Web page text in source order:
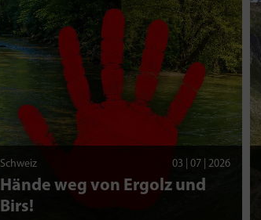
Schweiz 03 | 07 | 2026
Hände weg von Ergolz und
Birs!